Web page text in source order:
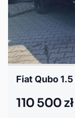
Fiat Qubo
110 500 zł